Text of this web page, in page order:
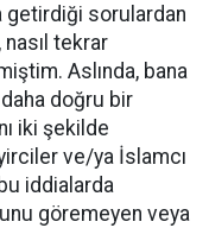
getirdiği sorulardan
tekrar
Aslında, bana
daha doğru bir
iki şekilde
ve/ya İslamcı
iddialarda
göremeyen veya